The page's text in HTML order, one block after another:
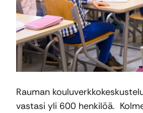
Rauman
vastasi yli 600 henkilöä.